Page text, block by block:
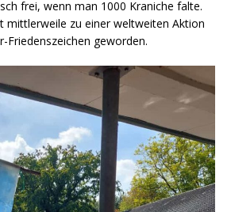
frei, wenn man 1000 Kraniche falte.
mittlerweile zu einer weltweiten Aktion
Friedenszeichen geworden.